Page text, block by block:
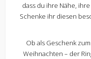
dass du ihre Nähe,
Schenke ihr diesen
Ob als Geschenk
Weihnachten – der